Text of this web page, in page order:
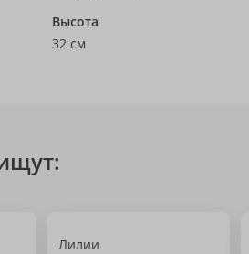
Высота
32 см
Лилии